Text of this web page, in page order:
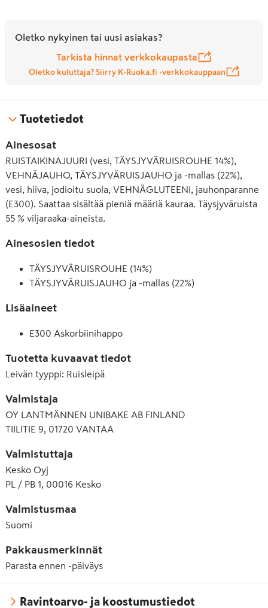
Oletko nykyinen tai uusi asiakas?
Tarkista hinnat verkkokaupasta
Oletko kuluttaja? Siirry K-Ruoka.fi -verkkokauppaan
Tuotetiedot
Ainesosat
RUISTAIKINAJUURI (vesi, TÄYSJYVÄRUISROUHE 14%),
VEHNÄJAUHO, TÄYSJYVÄRUISJAUHO ja -mallas (22%),
vesi, hiiva, jodioitu suola, VEHNÄGLUTEENI, jauhonparanne
(E300). Saattaa sisältää pieniä määriä kauraa. Täysjyväruista
55 % viljaraaka-aineista.
Ainesosien tiedot
TÄYSJYVÄRUISROUHE (14%)
TÄYSJYVÄRUISJAUHO ja -mallas (22%)
Lisäaineet
E300 Askorbiinihappo
Tuotetta kuvaavat tiedot
Leivän tyyppi: Ruisleipä
Valmistaja
OY LANTMÄNNEN UNIBAKE AB FINLAND
TIILITIE 9, 01720 VANTAA
Valmistuttaja
Kesko Oyj
PL / PB 1, 00016 Kesko
Valmistusmaa
Suomi
Pakkausmerkinnät
Parasta ennen -päiväys
Ravintoarvo- ja koostumustiedot